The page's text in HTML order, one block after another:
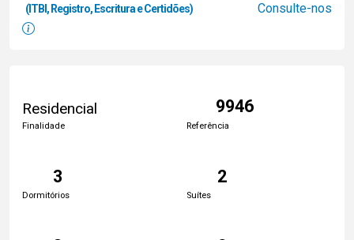
(ITBI, Registro, Escritura e Certidões) Consulte-nos
Residencial
Finalidade
9946
Referência
3
Dormitórios
2
Suítes